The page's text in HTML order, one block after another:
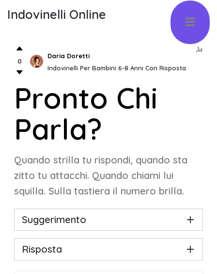
Indovinelli Online
0
Daria Doretti
Indovinelli Per Bambini 6-8 Anni Con Risposta
Pronto Chi
Parla?
Quando strilla tu rispondi, quando sta
zitto tu attacchi. Quando chiami lui
squilla. Sulla tastiera il numero brilla.
Suggerimento
Risposta